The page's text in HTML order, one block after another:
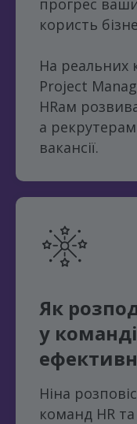
прогрес
користь
На реальних
Project
HRам
а
вакансії.
Як
у
Ніна
команд HR